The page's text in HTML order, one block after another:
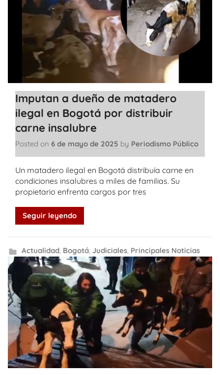
Imputan a dueño de matadero
ilegal en Bogotá por distribuir
carne insalubre
Posted on 6 de mayo de 2025 by Periodismo Público
Un matadero ilegal en Bogotá distribuía carne en
condiciones insalubres a miles de familias. Su
propietario enfrenta cargos por tres
Seguir leyendo
Actualidad, Bogotá, Judiciales, Principales Noticias